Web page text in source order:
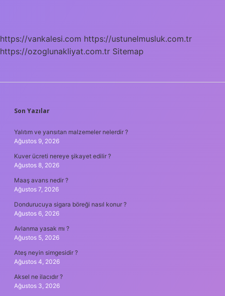
https://vankalesi.com https://ustunelmusluk.com.tr
https://ozoglunakliyat.com.tr Sitemap
SIDEBAR
Son Yazılar
Yalıtım ve yansıtan malzemeler nelerdir ?
Ağustos 9, 2026
Kuver ücreti nereye şikayet edilir ?
Ağustos 8, 2026
Maaş avans nedir ?
Ağustos 7, 2026
Dondurucuya sigara böreği nasıl konur ?
Ağustos 6, 2026
Avlanma yasak mı ?
Ağustos 5, 2026
Ateş neyin simgesidir ?
Ağustos 4, 2026
Aksel ne ilacıdır ?
Ağustos 3, 2026